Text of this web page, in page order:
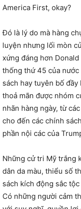
America First, okay?
Đó là lý do mà hàng
luyện nhưng lối mòn
xứng đáng hơn
thống thứ 45 của
sách hay tuyên bố
thoả mãn được nhóm
nhãn hàng ngày, từ
cho đến các chính
phần nội các của
Những cử tri Mỹ trắng
dân da màu, thiểu số
sách kích động sắc
Có những người cảm